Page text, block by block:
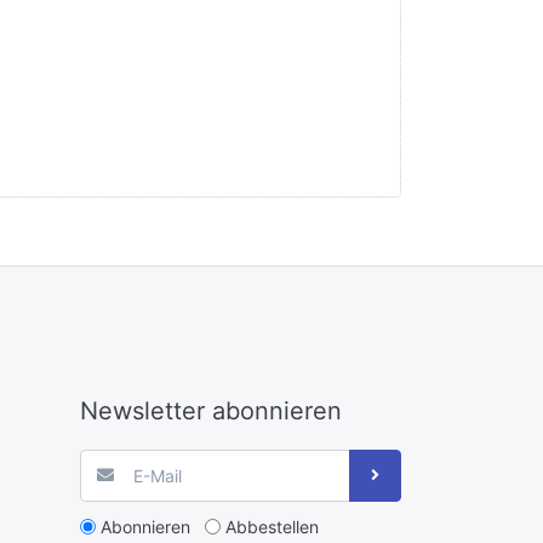
Newsletter abonnieren
Abonnieren Abbestellen